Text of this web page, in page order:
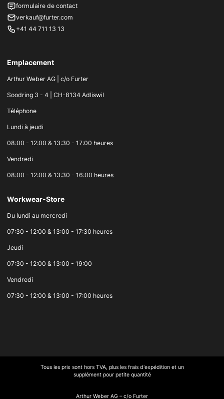
formulaire de contact
verkauf@furter.com
+41 44 711 13 13
Emplacement
Arthur Weber AG | c/o Furter
Soodring 3 - 4 | CH-8134 Adliswil
Téléphone
Lundi à jeudi
08:00 - 12:00 & 13:30 - 17:00 heures
Vendredi
08:00 - 12:00 & 13:30 - 16:00 heures
Workwear-Store
Du lundi au mercredi
07:30 - 12:00 & 13:00 - 17:30 heures
Jeudi
07:30 - 12:00 & 13:00 - 19:00
Vendredi
07:30 - 12:00 & 13:00 - 17:00 heures
Tous les prix sont hors TVA, plus les frais d'expédition et un
supplément pour petite quantité
Arthur Weber AG – c/o Furter